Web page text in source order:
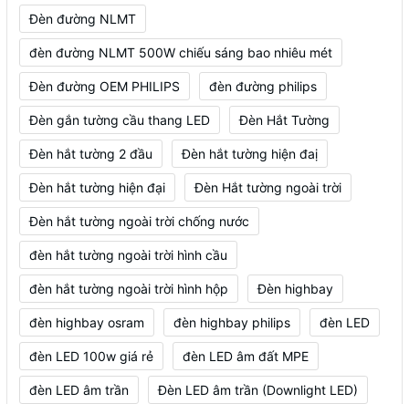
Đèn đường NLMT
đèn đường NLMT 500W chiếu sáng bao nhiêu mét
Đèn đường OEM PHILIPS đèn đường philips
Đèn gắn tường cầu thang LED Đèn Hắt Tường
Đèn hắt tường 2 đầu Đèn hắt tường hiện đaị
Đèn hắt tường hiện đại Đèn Hắt tường ngoài trời
Đèn hắt tường ngoài trời chống nước
đèn hắt tường ngoài trời hình cầu
đèn hắt tường ngoài trời hình hộp Đèn highbay
đèn highbay osram đèn highbay philips đèn LED
đèn LED 100w giá rẻ đèn LED âm đất MPE
đèn LED âm trần Đèn LED âm trần (Downlight LED)